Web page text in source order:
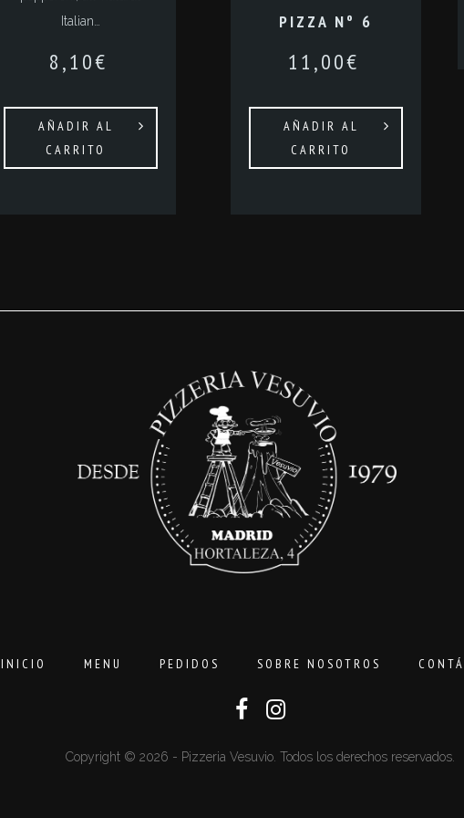
Italian…
8,10€
AÑADIR AL
CARRITO
PIZZA Nº 6
11,00€
AÑADIR AL
CARRITO
INICIO MENU PEDIDOS SOBRE NOSOTROS
Copyright © 2026 - Pizzeria Vesuvio. Todos los derechos reservados.